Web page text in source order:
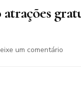
atrações
um comentário